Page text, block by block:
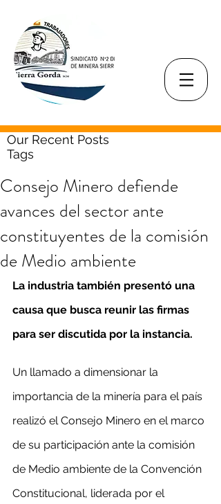
Our Recent Posts
Tags
Consejo Minero defiende
avances del sector ante
constituyentes de la comisión
de Medio ambiente
La industria también presentó una
causa que busca reunir las firmas
para ser discutida por la instancia.
Un llamado a dimensionar la
importancia de la minería para el país
realizó el Consejo Minero en el marco
de su participación ante la comisión
de Medio ambiente de la Convención
Constitucional, liderada por el